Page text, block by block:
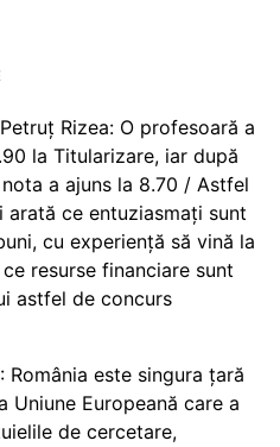
Rizea: O profesoară a
la Titularizare, iar după
a ajuns la 8.70 / Astfel
arată ce entuziasmați sunt
cu experiență să vină la
resurse financiare sunt
astfel de concurs
România este singura țară
Uniune Europeană care a
de cercetare,